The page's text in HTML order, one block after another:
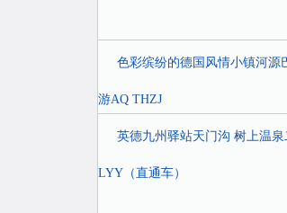
色彩缤纷的德国风情小镇河源
游AQ THZJ
英德九州驿站天门沟 树上温泉
LYY（直通车）